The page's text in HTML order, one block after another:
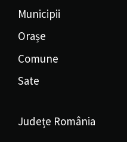
Municipii
Orașe
Comune
Sate
Județe România